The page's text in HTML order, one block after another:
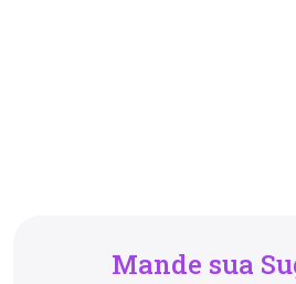
Mande sua